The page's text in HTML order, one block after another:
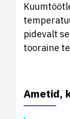
pidevalt
tooraine
Ametid,